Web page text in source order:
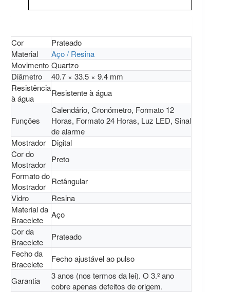
Cor
Prateado
Material
Aço / Resina
Movimento Quartzo
Diâmetro
40.7 × 33.5 × 9.4 mm
Resistência
à água
Resistente à água
Funções
Calendário, Cronómetro, Formato 12
Horas, Formato 24 Horas, Luz LED, Sinal
de alarme
Mostrador Digital
Cor do
Mostrador
Preto
Formato do
Mostrador
Retângular
Vidro
Resina
Material da
Bracelete
Aço
Cor da
Bracelete
Prateado
Fecho da
Bracelete
Fecho ajustável ao pulso
Garantia
3 anos (nos termos da lei). O 3.º ano
cobre apenas defeitos de origem.